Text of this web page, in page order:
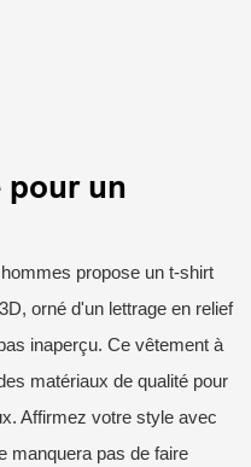
pour un
propose un t-shirt
orné d'un lettrage en relief
inaperçu. Ce vêtement à
matériaux de qualité pour
Affirmez votre style avec
manquera pas de faire